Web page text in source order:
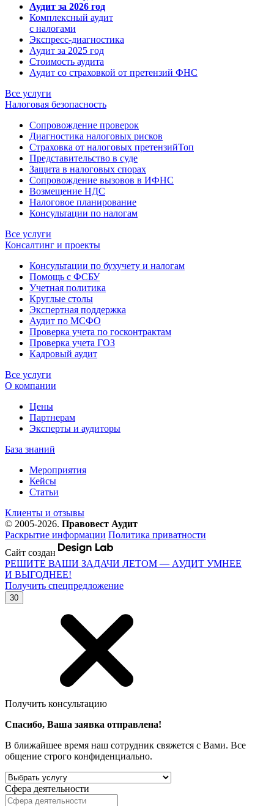
Аудит за 2026 год
Комплексный аудит
с налогами
Экспресс-диагностика
Аудит за 2025 год
Стоимость аудита
Аудит со страховкой от претензий ФНС
Все услуги
Налоговая безопасность
Сопровождение проверок
Диагностика налоговых рисков
Страховка от налоговых претензийТоп
Представительство в суде
Защита в налоговых спорах
Сопровождение вызовов в ИФНС
Возмещение НДС
Налоговое планирование
Консультации по налогам
Все услуги
Консалтинг и проекты
Консультации по бухучету и налогам
Помощь с ФСБУ
Учетная политика
Круглые столы
Экспертная поддержка
Аудит по МСФО
Проверка учета по госконтрактам
Проверка учета ГОЗ
Кадровый аудит
Все услуги
О компании
Цены
Партнерам
Эксперты и аудиторы
База знаний
Мероприятия
Кейсы
Статьи
Клиенты и отзывы
© 2005-2026. Правовест Аудит
Раскрытие информации Политика приватности
Сайт создан
РЕШИТЕ ВАШИ ЗАДАЧИ ЛЕТОМ — АУДИТ УМНЕЕ
И ВЫГОДНЕЕ!
Получить спецпредложение
30
Получить консультацию
Спасибо, Ваша заявка отправлена!
В ближайшее время наш сотрудник свяжется с Вами. Все
общение строго конфиденциально.
Сфера деятельности